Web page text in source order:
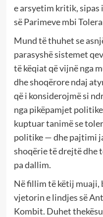
e arsyetim kritik,
së Parimeve mbi
Mund të thuhet se
parasyshë sistemet
të këqiat që vijnë nga
dhe shoqërore ndaj
që i konsiderojmë si
nga pikëpamjet
kuptuar tanimë se
politike — dhe pajtimi
shoqërie të drejtë dhe
pa dallim.
Në fillim të këtij muaji,
vjetorin e lindjes së
Kombit. Duhet